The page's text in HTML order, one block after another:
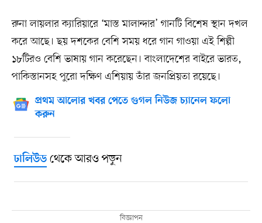
রুনা লায়লার ক্যারিয়ারে ‘মাস্ত মালান্দার’ গানটি বিশেষ স্থান দখল
করে আছে। ছয় দশকের বেশি সময় ধরে গান গাওয়া এই শিল্পী
১৮টিরও বেশি ভাষায় গান করেছেন। বাংলাদেশের বাইরে ভারত,
পাকিস্তানসহ পুরো দক্ষিণ এশিয়ায় তাঁর জনপ্রিয়তা রয়েছে।
প্রথম আলোর খবর পেতে গুগল নিউজ চ্যানেল ফলো
করুন
ঢালিউডথেকে আরও পড়ুন